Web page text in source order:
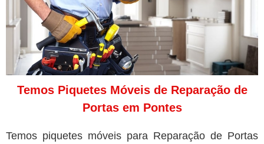
Temos Piquetes Móveis de Reparação de
Portas em Pontes
Temos piquetes móveis para Reparação de Portas